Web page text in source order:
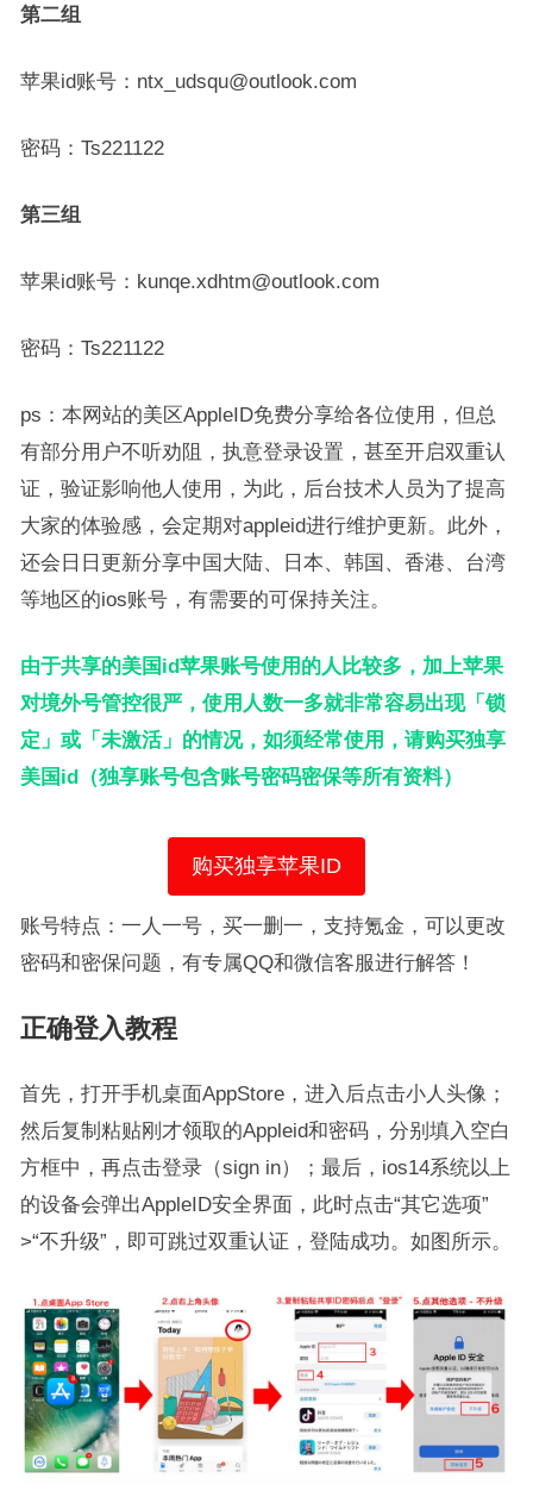
第二组
苹果id账号：ntx_udsqu@outlook.com
密码：Ts221122
第三组
苹果id账号：kunqe.xdhtm@outlook.com
密码：Ts221122
ps：本网站的美区AppleID免费分享给各位使用，但总
有部分用户不听劝阻，执意登录设置，甚至开启双重认
证，验证影响他人使用，为此，后台技术人员为了提高
大家的体验感，会定期对appleid进行维护更新。此外，
还会日日更新分享中国大陆、日本、韩国、香港、台湾
等地区的ios账号，有需要的可保持关注。
由于共享的美国id苹果账号使用的人比较多，加上苹果
对境外号管控很严，使用人数一多就非常容易出现「锁
定」或「未激活」的情况，如须经常使用，请购买独享
美国id（独享账号包含账号密码密保等所有资料）
购买独享苹果ID
账号特点：一人一号，买一删一，支持氪金，可以更改
密码和密保问题，有专属QQ和微信客服进行解答！
正确登入教程
首先，打开手机桌面AppStore，进入后点击小人头像；
然后复制粘贴刚才领取的Appleid和密码，分别填入空白
方框中，再点击登录（sign in）；最后，ios14系统以上
的设备会弹出AppleID安全界面，此时点击“其它选项”
>“不升级”，即可跳过双重认证，登陆成功。如图所示。